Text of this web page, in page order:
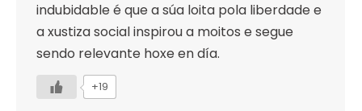
indubidable é que a súa loita pola liberdade e
a xustiza social inspirou a moitos e segue
sendo relevante hoxe en día.
+19